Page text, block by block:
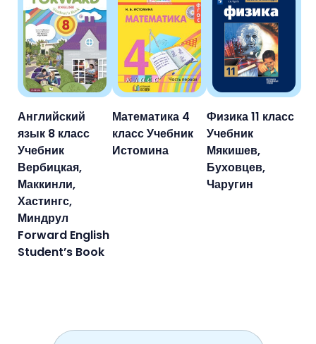
Английский
язык 8 класс
Учебник
Вербицкая,
Маккинли,
Хастингс,
Миндрул
Forward English
Student’s Book
Математика 4
класс Учебник
Истомина
Физика 11 класс
Учебник
Мякишев,
Буховцев,
Чаругин